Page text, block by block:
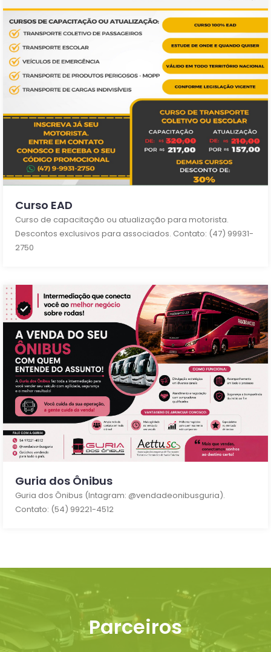
Curso EAD
Curso de capacitação ou atualização para motorista.
Descontos exclusivos para associados. Contato: (47) 99931-
2750
Guria dos Ônibus
Guria dos Ônibus (Intagram: @vendadeonibusguria).
Contato: (54) 99221-4512
Parceiros